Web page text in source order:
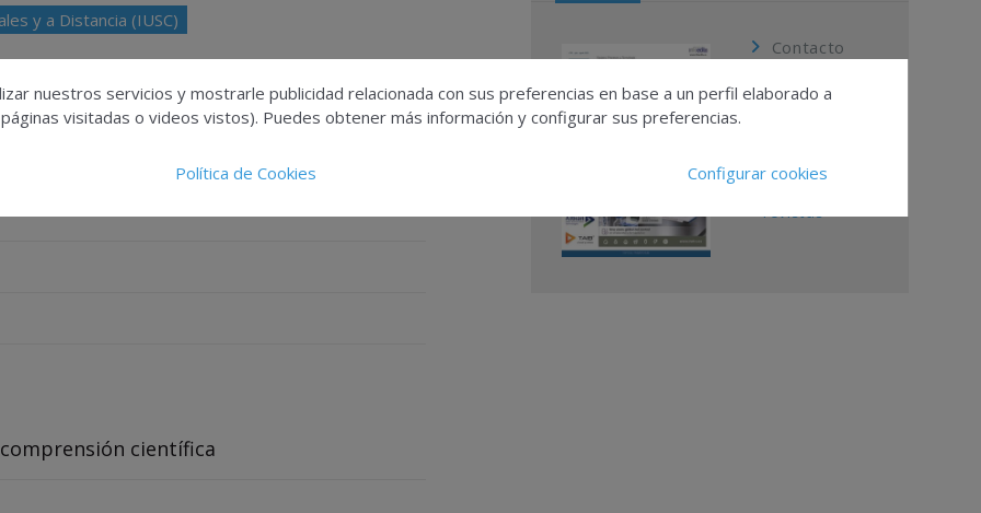
y a Distancia (IUSC)
DE UN PRODUCTO COSMÉTICO (PIF) DE
científica
Contacto
Suscripciones
revistas
nuestros servicios y mostrarle publicidad relacionada con sus preferencias en base a un perfil elaborado a
visitadas o videos vistos). Puedes obtener más información y configurar sus preferencias.
Política de Cookies Configurar cookies